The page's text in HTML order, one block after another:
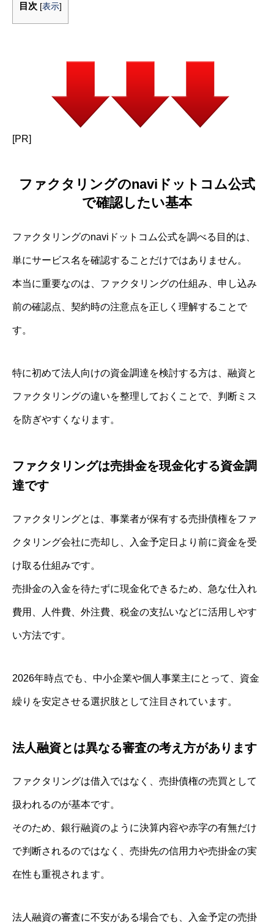
目次 [表示]
[PR]
ファクタリングのnaviドットコム公式
で確認したい基本
ファクタリングのnaviドットコム公式を調べる目的は、
単にサービス名を確認することだけではありません。
本当に重要なのは、ファクタリングの仕組み、申し込み
前の確認点、契約時の注意点を正しく理解することで
す。
特に初めて法人向けの資金調達を検討する方は、融資と
ファクタリングの違いを整理しておくことで、判断ミス
を防ぎやすくなります。
ファクタリングは売掛金を現金化する資金調
達です
ファクタリングとは、事業者が保有する売掛債権をファ
クタリング会社に売却し、入金予定日より前に資金を受
け取る仕組みです。
売掛金の入金を待たずに現金化できるため、急な仕入れ
費用、人件費、外注費、税金の支払いなどに活用しやす
い方法です。
2026年時点でも、中小企業や個人事業主にとって、資金
繰りを安定させる選択肢として注目されています。
法人融資とは異なる審査の考え方があります
ファクタリングは借入ではなく、売掛債権の売買として
扱われるのが基本です。
そのため、銀行融資のように決算内容や赤字の有無だけ
で判断されるのではなく、売掛先の信用力や売掛金の実
在性も重視されます。
法人融資の審査に不安がある場合でも、入金予定の売掛